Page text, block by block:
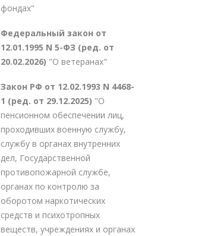
фондах"
Федеральный закон от
12.01.1995 N 5-ФЗ (ред. от
20.02.2026) "О ветеранах"
Закон РФ от 12.02.1993 N 4468-
1 (ред. от 29.12.2025) "О
пенсионном обеспечении лиц,
проходивших военную службу,
службу в органах внутренних
дел, Государственной
противопожарной службе,
органах по контролю за
оборотом наркотических
средств и психотропных
веществ, учреждениях и органах